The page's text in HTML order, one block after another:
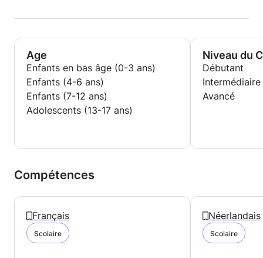
Age
Enfants en bas âge (0-3 ans)
Enfants (4-6 ans)
Enfants (7-12 ans)
Adolescents (13-17 ans)
Niveau du
Débutant
Intermédiaire
Avancé
Compétences
Français
Scolaire
Néerlandais
Scolaire